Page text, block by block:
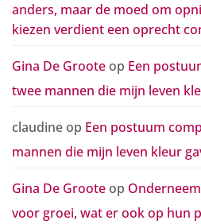
anders, maar de moed om
kiezen verdient een oprecht
Gina De Groote op Een
twee mannen die mijn leven
claudine op Een postuum
mannen die mijn leven kleur
Gina De Groote op
voor groei, wat er ook op hun